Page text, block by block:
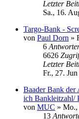
Letzter
Sa., 16.
Targo-Bank -
von Paul Dorn »
6
6626
Letzter
Fr., 27.
Baader Bank
ich Bankleitzahl/
von MUC » Mo.,
13